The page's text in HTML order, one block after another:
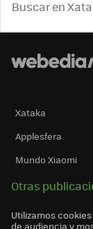
Xataka
Applesfera
Mundo Xiaomi
Otras
Utilizamos
de audiencia y